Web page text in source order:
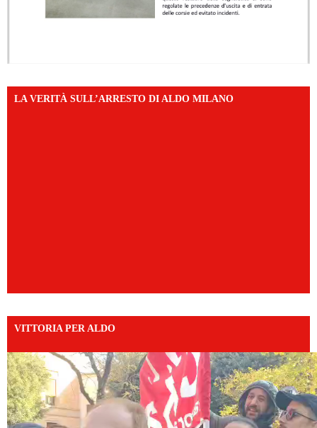
LA VERITÀ SULL’ARRESTO DI ALDO MILANO
VITTORIA PER ALDO